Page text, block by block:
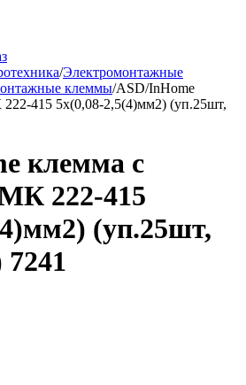
/Электромонтажные
клеммы/ASD/InHome
415 5х(0,08-2,5(4)мм2) (уп.25шт,
клемма с
222-415
(уп.25шт,